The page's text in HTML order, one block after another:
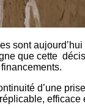
que cette
d’une